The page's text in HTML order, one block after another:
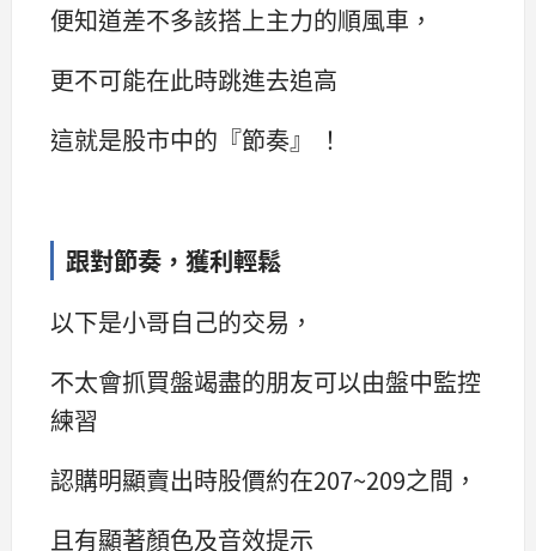
便知道差不多該搭上主力的順風車，
更不可能在此時跳進去追高
這就是股市中的『節奏』 ！
跟對節奏，獲利輕鬆
以下是小哥自己的交易，
不太會抓買盤竭盡的朋友可以由盤中監控
練習
認購明顯賣出時股價約在207~209之間，
且有顯著顏色及音效提示